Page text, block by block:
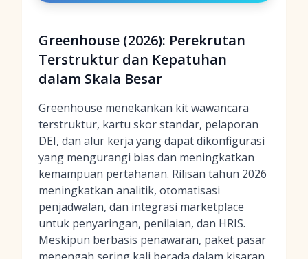
Greenhouse (2026): Perekrutan
Terstruktur dan Kepatuhan
dalam Skala Besar
Greenhouse menekankan kit wawancara
terstruktur, kartu skor standar, pelaporan
DEI, dan alur kerja yang dapat dikonfigurasi
yang mengurangi bias dan meningkatkan
kemampuan pertahanan. Rilisan tahun 2026
meningkatkan analitik, otomatisasi
penjadwalan, dan integrasi marketplace
untuk penyaringan, penilaian, dan HRIS.
Meskipun berbasis penawaran, paket pasar